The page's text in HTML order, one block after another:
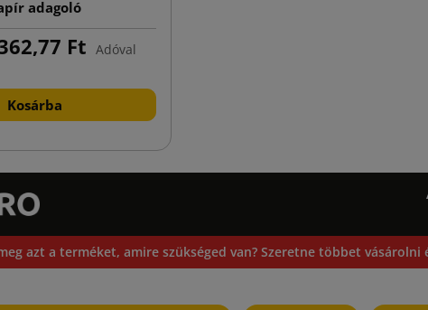
adagoló
Ft Adóval
Kosárba
azt a terméket, amire szükséged van? Szeretne többet vásárolni